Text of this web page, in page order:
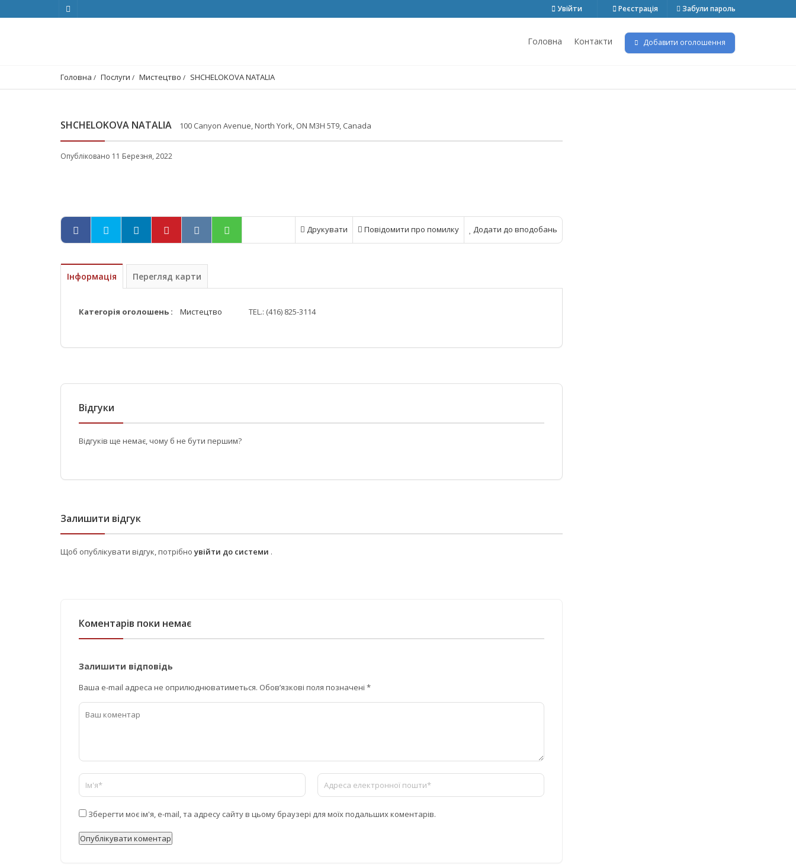
Увійти Реєстрація Забули пароль
Головна Контакти Добавити оголошення
Головна Послуги Мистецтво SHCHELOKOVA NATALIA
SHCHELOKOVA NATALIA 100 Canyon Avenue, North York, ON M3H 5T9, Canada
Опубліковано 11 Березня, 2022
Додати до вподобань
Повідомити про помилку
Друкувати
Інформація Перегляд карти
Категорія оголошень : Мистецтво TEL.: (416) 825-3114
Відгуки
Відгуків ще немає, чому б не бути першим?
Залишити відгук
Щоб опублікувати відгук, потрібно увійти до системи .
Коментарів поки немає
Залишити відповідь
Ваша e-mail адреса не оприлюднюватиметься. Обов’язкові поля позначені *
Зберегти моє ім'я, e-mail, та адресу сайту в цьому браузері для моїх подальших коментарів.